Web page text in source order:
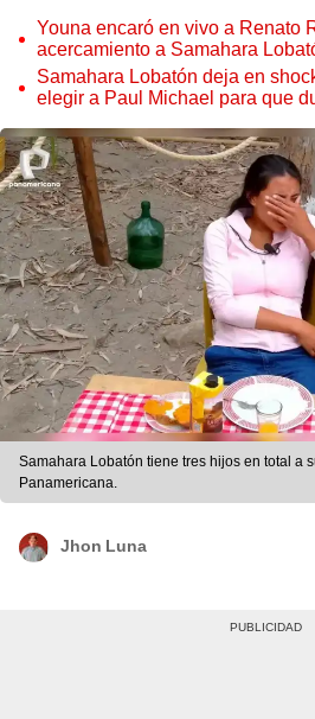
Youna encaró en vivo a Renato
acercamiento a Samahara
medida con su relación
Samahara Lobatón deja en
elegir a Paul Michael para que
Samahara Lobatón tiene tres hijos en total a
Panamericana.
Jhon Luna